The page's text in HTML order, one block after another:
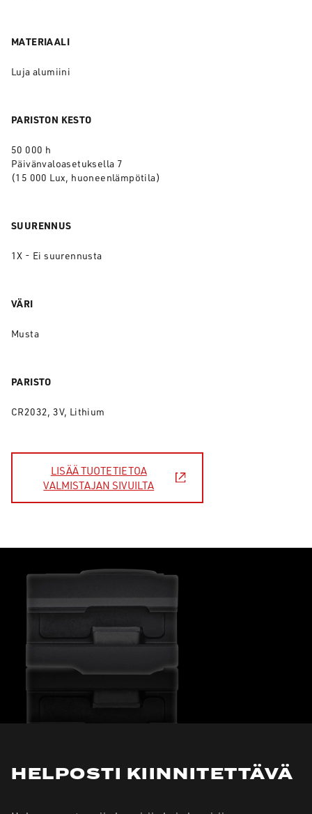
MATERIAALI
Luja alumiini
PARISTON KESTO
50 000 h
Päivänvaloasetuksella 7
(15 000 Lux, huoneenlämpötila)
SUURENNUS
1X - Ei suurennusta
VÄRI
Musta
PARISTO
CR2032, 3V, Lithium
LISÄÄ TUOTETIETOA
VALMISTAJAN SIVUILTA
HELPOSTI KIINNITETTÄVÄ